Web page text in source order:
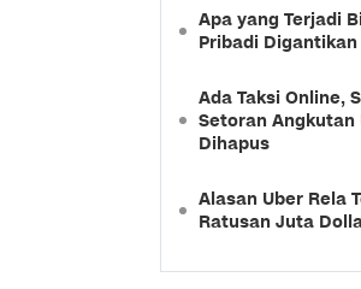
Apa yang Terjadi
Pribadi
Ada Taksi Online,
Setoran Angkutan
Dihapus
Alasan Uber Rela
Ratusan Juta